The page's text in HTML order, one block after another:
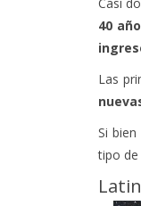
40
Las
Si
tipo de